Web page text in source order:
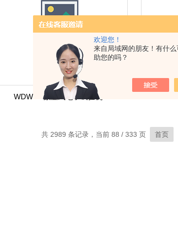
欢迎您！
来自局域网的朋友！有什
助您的吗？
WDW-J1数显式电子试验机
共 2989 条记录，当前 88 / 333 页 首页